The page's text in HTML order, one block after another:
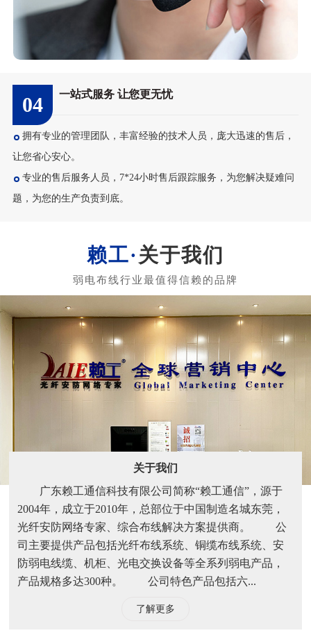
04 一站式服务 让您更无忧
拥有专业的管理团队，丰富经验的技术人员，庞大迅速的售后，
让您省心安心。
专业的售后服务人员，7*24小时售后跟踪服务，为您解决疑难问
题，为您的生产负责到底。
关于我们
关于我们
广东赖工通信科技有限公司简称“赖工通信”，源于
2004年，成立于2010年，总部位于中国制造名城东莞，
光纤安防网络专家、综合布线解决方案提供商。 公
司主要提供产品包括光纤布线系统、铜缆布线系统、安
防弱电线缆、机柜、光电交换设备等全系列弱电产品，
产品规格多达300种。 公司特色产品包括六...
了解更多